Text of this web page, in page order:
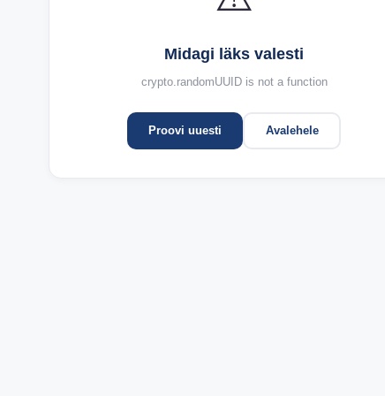
Midagi läks valesti
crypto.randomUUID is not a function
Proovi uuesti Avalehele